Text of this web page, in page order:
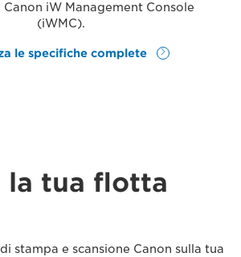
iW Management Console
(iWMC).
le specifiche complete
la tua flotta
stampa e scansione Canon sulla tua